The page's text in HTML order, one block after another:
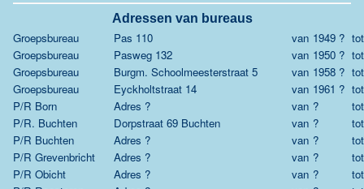
Adressen van bureaus
Groepsbureau Pas 110 van 1949 ? tot
Groepsbureau
Pasweg 132 van 1950 ? tot
Groepsbureau
Burgm. Schoolmeesterstraat 5 van 1958 ? tot
Groepsbureau
Eyckholtstraat 14 van 1961 ? tot
P/R Born
Adres ? van ?
tot
P/R. Buchten
Dorpstraat 69 Buchten van ?
tot
P/R Buchten
Adres ? van ?
tot
P/R Grevenbricht
Adres ? van ?
tot
P/R Obicht
Adres ? van ?
tot